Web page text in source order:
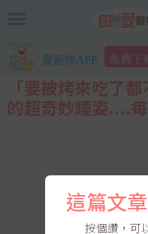
愛寵物APP 免費下
「要被烤來吃了
的超奇妙睡姿....
這篇文
按個讚，可